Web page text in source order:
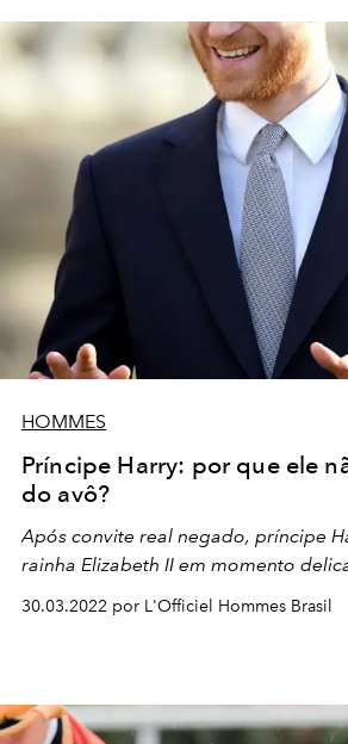
HOMMES
Príncipe Harry: por que ele
do avô?
Após convite real negado, príncipe
rainha Elizabeth II em momento
30.03.2022 por L'Officiel Hommes Brasil